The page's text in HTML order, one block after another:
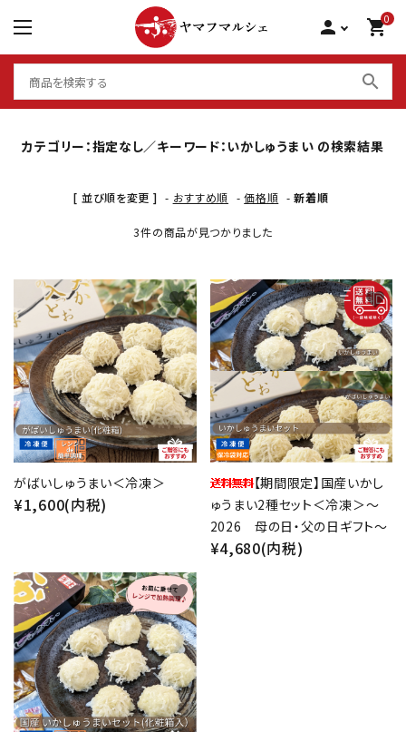
person 0
shopping_cart
search
シーフードグリル 骨取り
サーモン 食べ比べ
棒寿司 国産
いかしゅうまい
カテゴリー：指定なし／キーワード：いかしゅうまい の検索結果
[ 並び順を変更 ] - おすすめ順 -価格順 -新着順
3件の商品が見つかりました
がばいしゅうまい＜冷凍＞
¥1,600(内税)
favorite
【期間限定】国産いかし
ゅうまい2種セット＜冷凍＞～
2026 母の日・父の日ギフト～
¥4,680(内税)
favorite
favorite
キーワード
カテゴリー